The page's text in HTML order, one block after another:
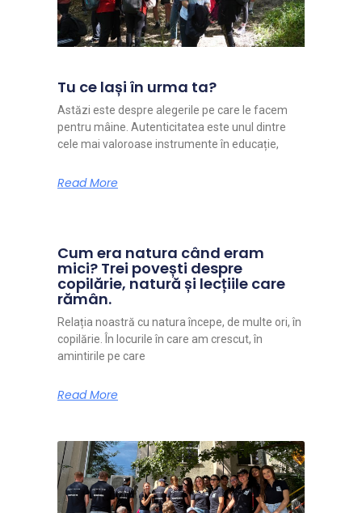
Tu ce lași în urma ta?
Astăzi este despre alegerile pe care le facem
pentru mâine. Autenticitatea este unul dintre
cele mai valoroase instrumente în educație,
Read More
Cum era natura când eram
mici? Trei povești despre
copilărie, natură și lecțiile care
rămân.
Relația noastră cu natura începe, de multe ori, în
copilărie. În locurile în care am crescut, în
amintirile pe care
Read More